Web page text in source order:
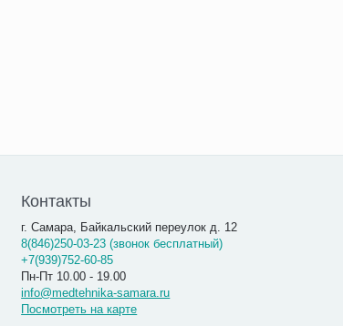
Контакты
г. Самара, Байкальский переулок д. 12
8(846)250-03-23 (звонок бесплатный)
+7(939)752-60-85
Пн-Пт 10.00 - 19.00
info@medtehnika-samara.ru
Посмотреть на карте